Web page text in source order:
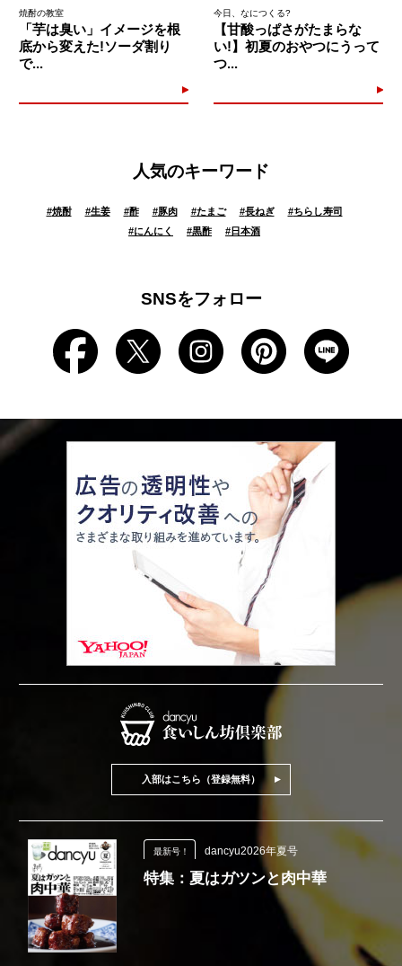
焼酎の教室
「芋は臭い」イメージを根
底から変えた!ソーダ割り
で...
今日、なにつくる?
【甘酸っぱさがたまらな
い!】初夏のおやつにうって
つ...
人気のキーワード
#焼酎 #生姜 #酢 #豚肉 #たまご #長ねぎ #ちらし寿司
#にんにく #黒酢 #日本酒
SNSをフォロー
入部はこちら（登録無料）
最新号！ dancyu2026年夏号
特集：夏はガツンと肉中華